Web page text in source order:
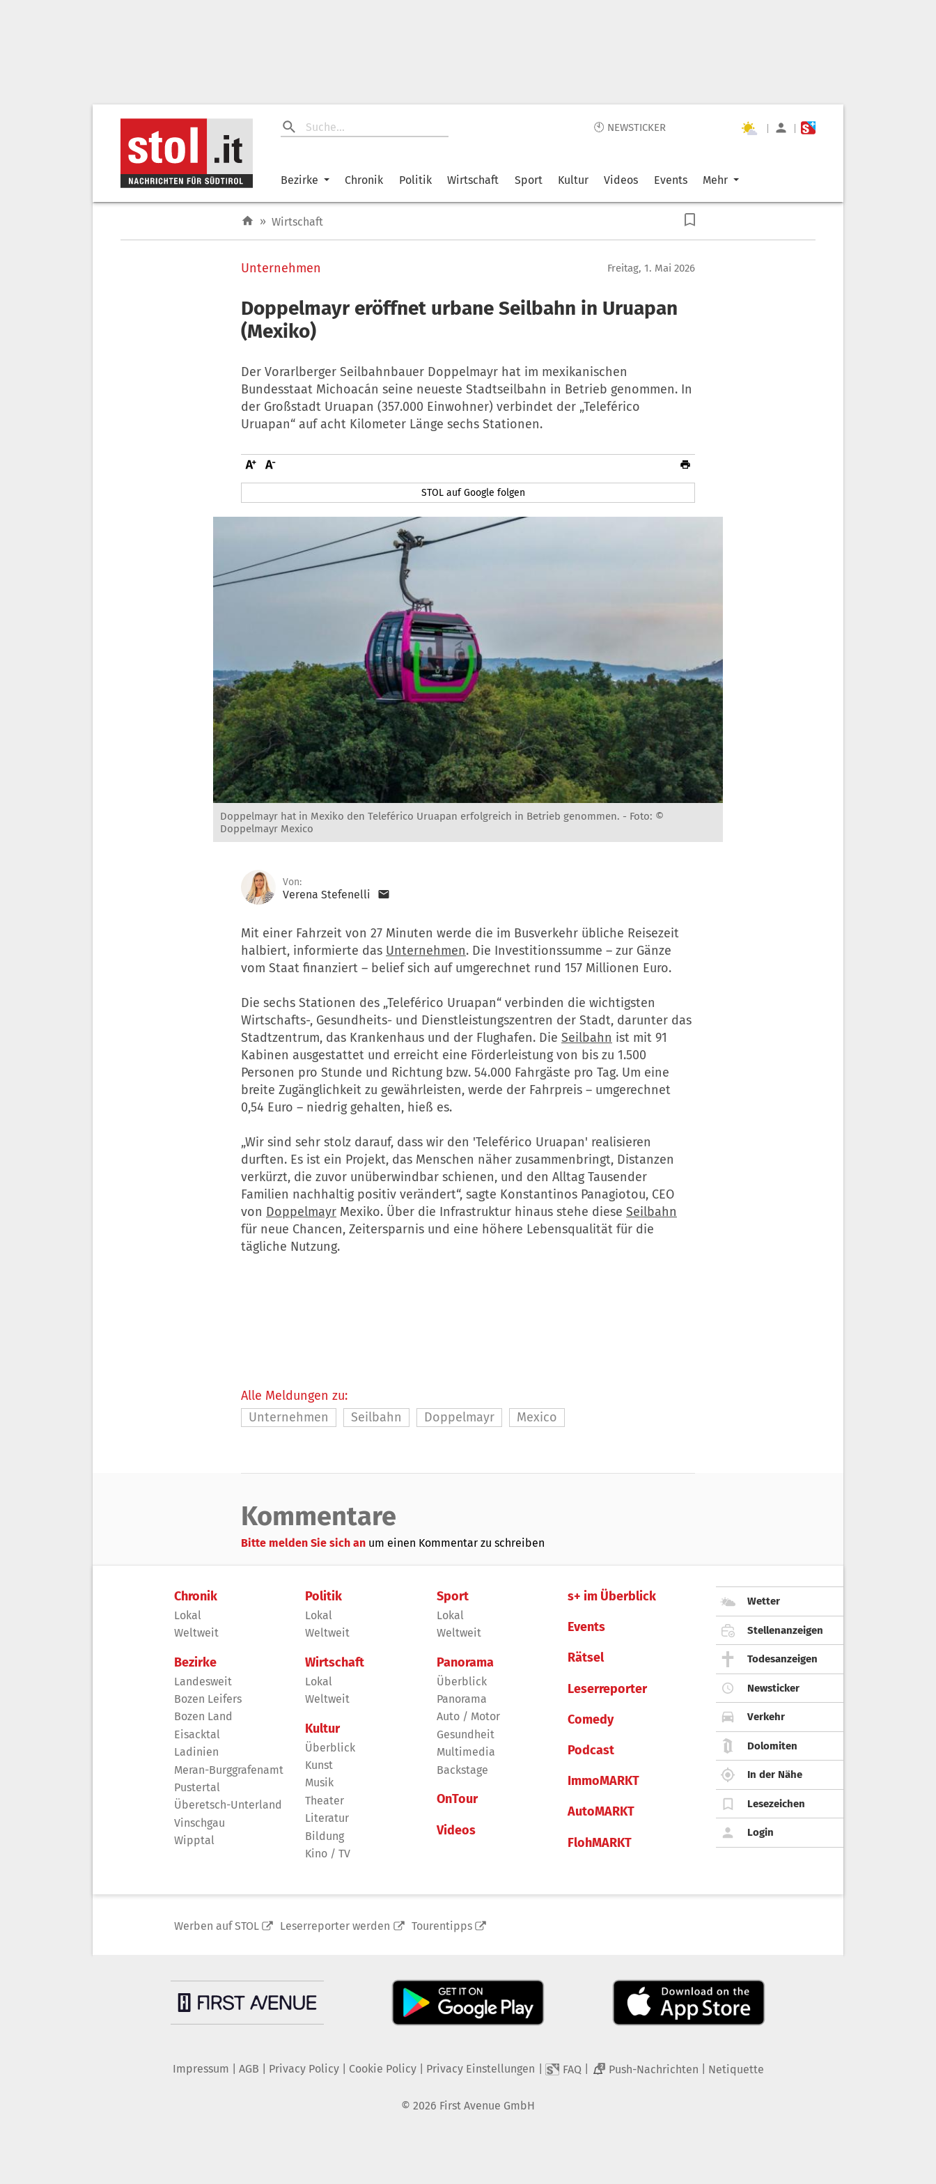
🕙 NEWSTICKER | |
Bezirke Chronik Politik Wirtschaft Sport Kultur Videos Events Mehr
» Wirtschaft
Unternehmen Freitag, 1. Mai 2026
Doppelmayr eröffnet urbane Seilbahn in Uruapan
(Mexiko)
Der Vorarlberger Seilbahnbauer Doppelmayr hat im mexikanischen
Bundesstaat Michoacán seine neueste Stadtseilbahn in Betrieb genommen. In
der Großstadt Uruapan (357.000 Einwohner) verbindet der „Teleférico
Uruapan“ auf acht Kilometer Länge sechs Stationen.
STOL auf Google folgen
Doppelmayr hat in Mexiko den Teleférico Uruapan erfolgreich in Betrieb genommen. - Foto: ©
Doppelmayr Mexico
Von:
Verena Stefenelli
Mit einer Fahrzeit von 27 Minuten werde die im Busverkehr übliche Reisezeit
halbiert, informierte das Unternehmen. Die Investitionssumme – zur Gänze
vom Staat finanziert – belief sich auf umgerechnet rund 157 Millionen Euro.
Die sechs Stationen des „Teleférico Uruapan“ verbinden die wichtigsten
Wirtschafts-, Gesundheits- und Dienstleistungszentren der Stadt, darunter das
Stadtzentrum, das Krankenhaus und der Flughafen. Die Seilbahn ist mit 91
Kabinen ausgestattet und erreicht eine Förderleistung von bis zu 1.500
Personen pro Stunde und Richtung bzw. 54.000 Fahrgäste pro Tag. Um eine
breite Zugänglichkeit zu gewährleisten, werde der Fahrpreis – umgerechnet
0,54 Euro – niedrig gehalten, hieß es.
„Wir sind sehr stolz darauf, dass wir den 'Teleférico Uruapan' realisieren
durften. Es ist ein Projekt, das Menschen näher zusammenbringt, Distanzen
verkürzt, die zuvor unüberwindbar schienen, und den Alltag Tausender
Familien nachhaltig positiv verändert“, sagte Konstantinos Panagiotou, CEO
von Doppelmayr Mexiko. Über die Infrastruktur hinaus stehe diese Seilbahn
für neue Chancen, Zeitersparnis und eine höhere Lebensqualität für die
tägliche Nutzung.
Alle Meldungen zu:
Unternehmen
Seilbahn Doppelmayr Mexico
Kommentare
Bitte melden Sie sich an um einen Kommentar zu schreiben
Chronik
Lokal
Weltweit
Bezirke
Landesweit
Bozen Leifers
Bozen Land
Eisacktal
Ladinien
Meran-Burggrafenamt
Pustertal
Überetsch-Unterland
Vinschgau
Wipptal
Politik
Lokal
Weltweit
Wirtschaft
Lokal
Weltweit
Kultur
Überblick
Kunst
Musik
Theater
Literatur
Bildung
Kino / TV
Sport
Lokal
Weltweit
Panorama
Überblick
Panorama
Auto / Motor
Gesundheit
Multimedia
Backstage
OnTour
Videos
s+ im Überblick
Events
Rätsel
Leserreporter
Comedy
Podcast
ImmoMARKT
AutoMARKT
FlohMARKT
Wetter
Stellenanzeigen
Todesanzeigen
Newsticker
Verkehr
Dolomiten
In der Nähe
Lesezeichen
Login
Werben auf STOL Leserreporter werden Tourentipps
Impressum AGB Privacy Policy| Cookie Policy| Privacy Einstellungen FAQ 2 Push-Nachrichten Netiquette
© 2026 First Avenue GmbH